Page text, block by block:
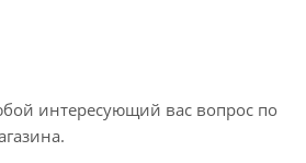
интересующий вас вопрос по